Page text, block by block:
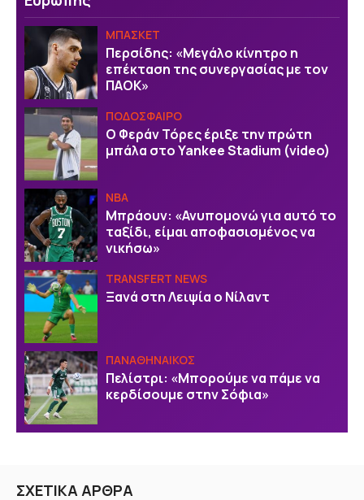
ΜΠΑΣΚΕΤ
Περσίδης: «Μεγάλο κίνητρο η
επέκταση της συνεργασίας με τον
ΠΑΟΚ»
ΠΟΔΟΣΦΑΙΡΟ
Ο Φεράν Τόρες έριξε την πρώτη
μπάλα στο Yankee Stadium (video)
NBA
Μπράουν: «Ανυπομονώ για αυτό το
ταξίδι, είμαι αποφασισμένος να
νικήσω»
TRANSFERT NEWS
Ξανά στη Λειψία ο Νίλαντ
ΠΑΝΑΘΗΝΑΙΚΟΣ
Πελίστρι: «Μπορούμε να πάμε να
κερδίσουμε στην Σόφια»
ΣΧΕΤΙΚΑ ΑΡΘΡΑ